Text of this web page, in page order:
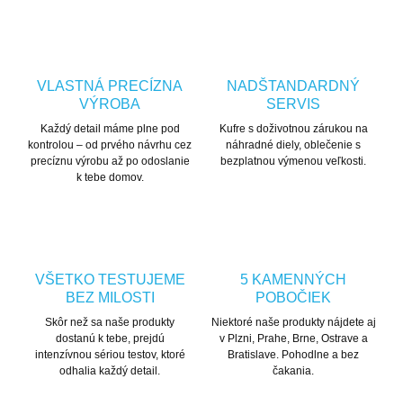
VLASTNÁ PRECÍZNA
VÝROBA
Každý detail máme plne pod
kontrolou – od prvého návrhu cez
precíznu výrobu až po odoslanie
k tebe domov.
NADŠTANDARDNÝ
SERVIS
Kufre s doživotnou zárukou na
náhradné diely, oblečenie s
bezplatnou výmenou veľkosti.
VŠETKO TESTUJEME
BEZ MILOSTI
Skôr než sa naše produkty
dostanú k tebe, prejdú
intenzívnou sériou testov, ktoré
odhalia každý detail.
5 KAMENNÝCH
POBOČIEK
Niektoré naše produkty nájdete aj
v Plzni, Prahe, Brne, Ostrave a
Bratislave. Pohodlne a bez
čakania.